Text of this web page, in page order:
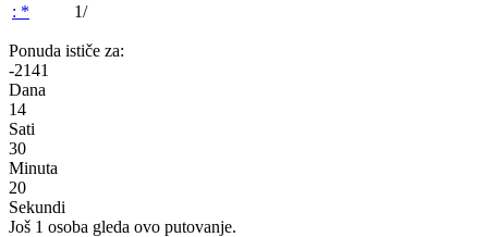
: *
1/
Ponuda ističe za:
-2141
Dana
14
Sati
30
Minuta
20
Sekundi
Još 1 osoba gleda ovo putovanje.